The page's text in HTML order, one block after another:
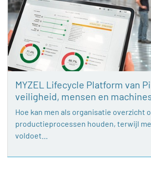
MYZEL Lifecycle Platform van
veiligheid, mensen en
Hoe kan men als organisatie overzicht
productieprocessen houden, terwijl
voldoet…